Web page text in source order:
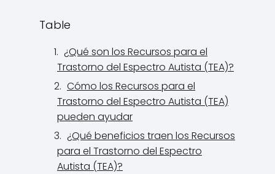
Table
¿Qué son los Recursos para el
Trastorno del Espectro Autista (TEA)?
Cómo los Recursos para el
Trastorno del Espectro Autista (TEA)
pueden ayudar
¿Qué beneficios traen los Recursos
para el Trastorno del Espectro
Autista (TEA)?